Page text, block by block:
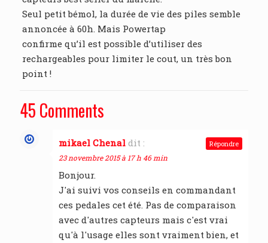
Seul petit bémol, la durée de vie des piles semble
annoncée à 60h. Mais Powertap
confirme qu’il est possible d’utiliser des
rechargeables pour limiter le cout, un très bon
point !
45 Comments
mikael Chenal dit :
23 novembre 2015 à 17 h 46 min
Bonjour.
J'ai suivi vos conseils en commandant
ces pedales cet été. Pas de comparaison
avec d'autres capteurs mais c'est vrai
qu'à l'usage elles sont vraiment bien, et
Répondre